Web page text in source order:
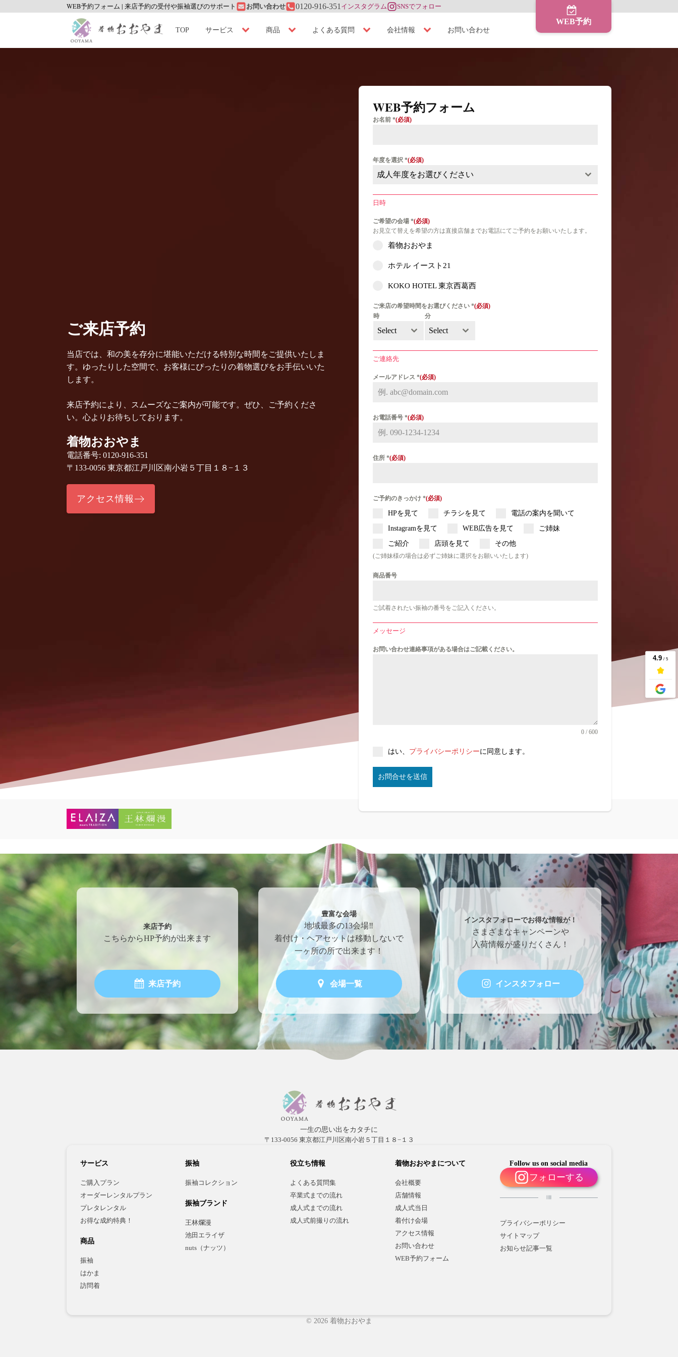
WEB予約フォーム | 来店予約の受付や振袖選びのサポート お問い合わせ 0120-916-351 インスタグラム SNSでフォロー
TOP サービス 商品 よくある質問 会社情報 お問い合わせ
WEB予約
ご来店予約
当店では、和の美を存分に堪能いただける特別な時間をご提供いたしま
す。ゆったりした空間で、お客様にぴったりの着物選びをお手伝いいた
します。
来店予約により、スムーズなご案内が可能です。ぜひ、ご予約くださ
い。心よりお待ちしております。
着物おおやま
電話番号: 0120-916-351
〒133-0056 東京都江戸川区南小岩５丁目１８−１３
アクセス情報
WEB予約フォーム
お名前 *
年度を選択 *
成人年度をお選びください
日時
ご希望の会場 *
お見立て替えを希望の方は直接店舗までお電話にてご予約をお願いいたします。
着物おおやま
ホテル イースト21
KOKO HOTEL 東京西葛西
ご来店の希望時間をお選びください *
時
Select
分
Select
ご連絡先
メールアドレス *
お電話番号 *
住所 *
ご予約のきっかけ *
HPを見て チラシを見て
電話の案内を聞いて
Instagramを見て
WEB広告を見て
ご姉妹
ご紹介
店頭を見て その他
(ご姉妹様の場合は必ずご姉妹に選択をお願いいたします)
商品番号
ご試着されたい振袖の番号をご記入ください。
メッセージ
お問い合わせ連絡事項がある場合はご記載ください。
0 / 600
はい、 プライバシーポリシーに同意します。
お問合せを送信
来店予約
こちらからHP予約が出来ます
来店予約
豊富な会場
地域最多の13会場‼
着付け・ヘアセットは移動しないで
一ヶ所の所で出来ます！
会場一覧
インスタフォローでお得な情報が！
さまざまなキャンペーンや
入荷情報が盛りだくさん！
インスタフォロー
一生の思い出をカタチに
〒133-0056 東京都江戸川区南小岩５丁目１８−１３
サービス
ご購入プラン
オーダーレンタルプラン
プレタレンタル
お得な成約特典！
商品
振袖
はかま
訪問着
振袖
振袖コレクション
振袖ブランド
王林爛漫
池田エライザ
nuts（ナッツ）
役立ち情報
よくある質問集
卒業式までの流れ
成人式までの流れ
成人式前撮りの流れ
着物おおやまについて
会社概要
店舗情報
成人式当日
着付け会場
アクセス情報
お問い合わせ
WEB予約フォーム
Follow us on social media
フォローする
プライバシーポリシー
サイトマップ
お知らせ記事一覧
© 2026 着物おおやま